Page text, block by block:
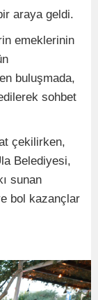
araya geldi.
emeklerinin
buluşmada,
sohbet
çekilirken,
Belediyesi,
sunan
bol kazançlar